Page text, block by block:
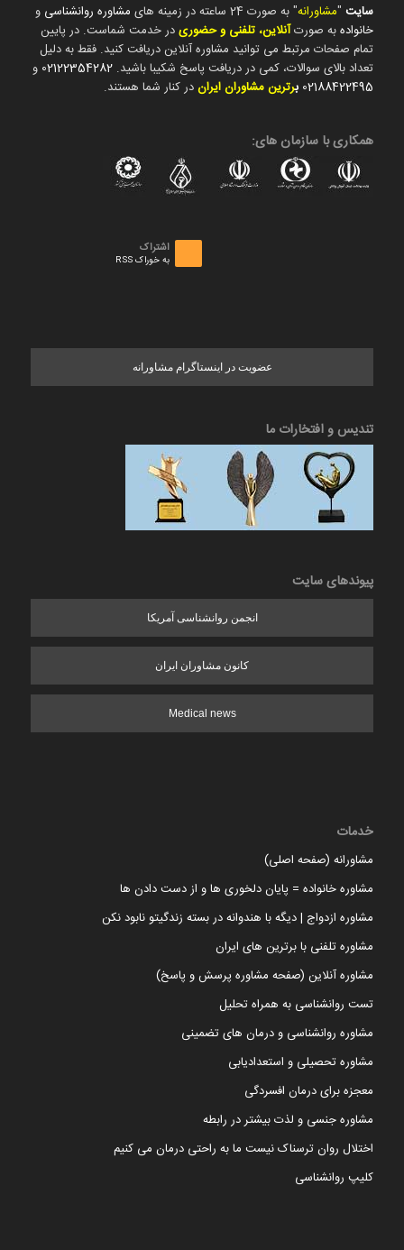
سایت"مشاورانه" به صورت 24 ساعته در زمینه های مشاوره روانشناسی و
خانوادهبه صورتآنلاین، تلفنی و حضوریدر خدمت شماست. در پایین
تمام صفحات مرتبط می توانید مشاوره آنلاین دریافت کنید. فقط به دلیل
تعداد بالای سوالات، کمی در دریافت پاسخ شکیبا باشید. 02122354282 و
02188422495 برترین مشاوران ایراندر کنار شما هستند.
همکاری با سازمان های:
اشتراک
به خوراک RSS
عضویت در اینستاگرام مشاورانه
تندیس و افتخارات ما
پیوندهای سایت
انجمن روانشناسی آمریکا
کانون مشاوران ایران
Medical news
خدمات
مشاورانه (صفحه اصلی)
مشاوره خانواده = پایان دلخوری ها و از دست دادن ها
مشاوره ازدواج | دیگه با هندوانه در بسته زندگیتو نابود نکن
مشاوره تلفنی با برترین های ایران
مشاوره آنلاین (صفحه مشاوره پرسش و پاسخ)
تست روانشناسی به همراه تحلیل
مشاوره روانشناسی و درمان های تضمینی
مشاوره تحصیلی و استعدادیابی
معجزه برای درمان افسردگی
مشاوره جنسی و لذت بیشتر در رابطه
اختلال روان ترسناک نیست ما به راحتی درمان می کنیم
کلیپ روانشناسی